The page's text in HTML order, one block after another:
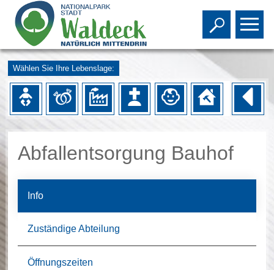
Toggle
Wählen Sie Ihre Lebenslage:
Abfallentsorgung Bauhof
Info
Zuständige Abteilung
Öffnungszeiten